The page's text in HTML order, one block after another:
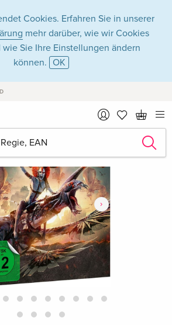
Cookies. Erfahren Sie in unserer
mehr darüber, wie wir Cookies
Sie Ihre Einstellungen ändern
können. OK
›